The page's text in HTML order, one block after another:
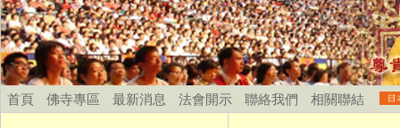
首頁 佛寺專區 最新消息 法會開示 聯絡我們 相關聯結